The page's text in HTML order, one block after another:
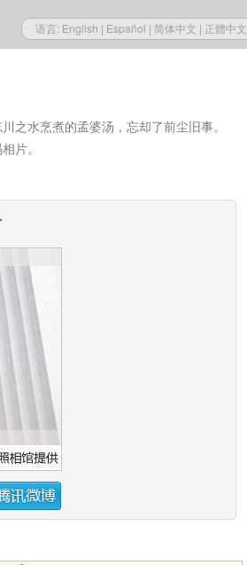
语言: English | Español | 简体中文 | 正體中文
之水烹煮的孟婆汤，忘却了前尘旧事。
片。